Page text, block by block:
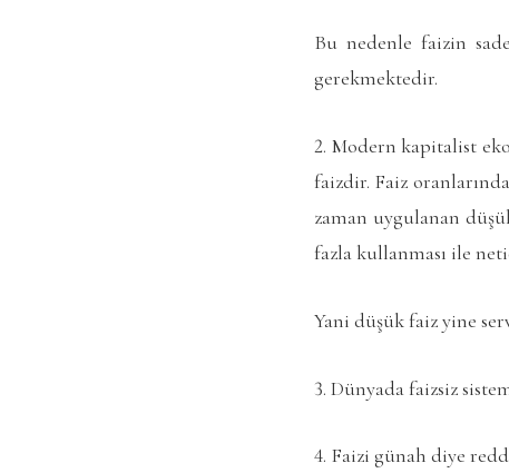
Bu nedenle faizin
gerekmektedir.
2. Modern kapitalist
faizdir. Faiz
zaman uygulanan
fazla kullanması ile
Yani düşük faiz yine
3. Dünyada faizsiz
4. Faizi günah diye